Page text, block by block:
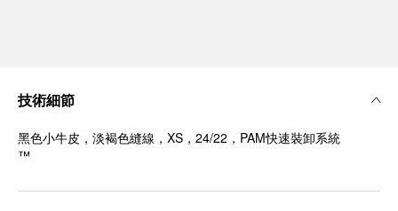
技術細節
黑色小牛皮，淡褐色縫線，XS，24/22，PAM快速裝卸系統
™